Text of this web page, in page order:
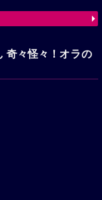
奇々怪々！オラの